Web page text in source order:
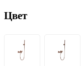
Цвет